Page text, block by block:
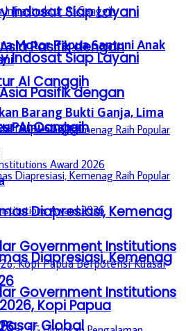
Indosat Siap Layani
Pasifik dengan
AI Canggih
Diapresiasi, Kemenag
Government Institutions
Indosat Siap Layani
Pasifik dengan
AI Canggih
Diapresiasi, Kemenag
Government Institutions
Motor Papua Santuni Anak
Barang Bukti Ganja, Lima
Pemusnahan
Kopi Papua
Global